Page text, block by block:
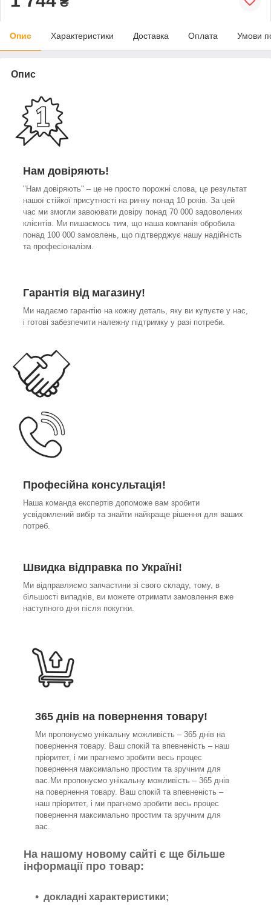
Опис Характеристики Доставка Оплата Умови
Опис
Нам довіряють!
"Нам довіряють" – це не просто порожні слова, це результат
нашої стійкої присутності на ринку понад 10 років. За цей
час ми змогли завоювати довіру понад 70 000 задоволених
клієнтів. Ми пишаємось тим, що наша компанія обробила
понад 100 000 замовлень, що підтверджує нашу надійність
та професіоналізм.
Гарантія від магазину!
Ми надаємо гарантію на кожну деталь, яку ви купуєте у нас,
і готові забезпечити належну підтримку у разі потреби.
Професійна консультація!
Наша команда експертів допоможе вам зробити
усвідомлений вибір та знайти найкраще рішення для ваших
потреб.
Швидка відправка по Україні!
Ми відправляємо запчастини зі свого складу, тому, в
більшості випадків, ви можете отримати замовлення вже
наступного дня після покупки.
365 днів на повернення товару!
Ми пропонуємо унікальну можливість – 365 днів на
повернення товару. Ваш спокій та впевненість – наш
пріоритет, і ми прагнемо зробити весь процес
повернення максимально простим та зручним для
вас.Ми пропонуємо унікальну можливість – 365 днів
на повернення товару. Ваш спокій та впевненість –
наш пріоритет, і ми прагнемо зробити весь процес
повернення максимально простим та зручним для
вас.
На нашому новому сайті є ще більше
інформації про товар:
докладні характеристики;